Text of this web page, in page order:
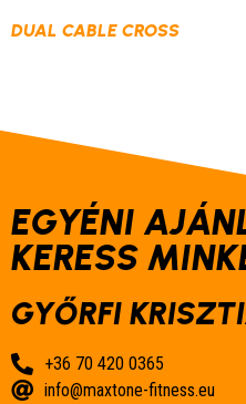
DUAL CABLE CROSS
EGYÉNI
KERESS
GYŐRFI
+36 70 420 0365
info@maxtone-fitness.eu